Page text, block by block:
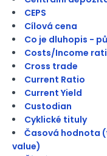
CEPS
Cílová cena
Co je dluhopis -
Costs/Income
Cross trade
Current Ratio
Current Yield
Custodian
Cyklické tituly
Časová hodnota
value)